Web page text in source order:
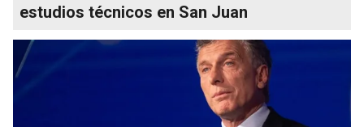
estudios técnicos en San Juan